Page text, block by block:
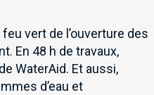
vert de l’ouverture des
En 48 h de travaux,
WaterAid. Et aussi,
d’eau et